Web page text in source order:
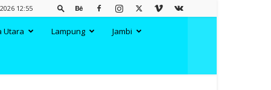
12:55
Utara Lampung Jambi